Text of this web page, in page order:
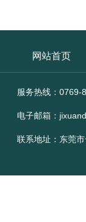
网站首页
服务热线：0769-
电子邮箱：
联系地址：东莞